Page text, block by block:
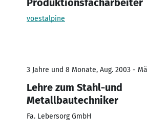
voestalpine
3 Jahre und 8 Monate, Aug. 2003 -
Lehre zum Stahl-und
Metallbautechniker
Fa. Lebersorg GmbH